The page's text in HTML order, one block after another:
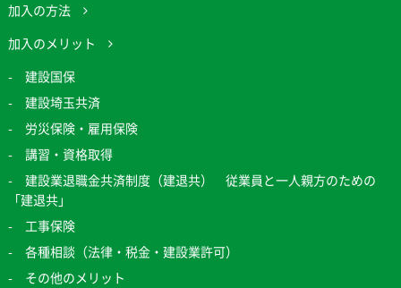
加入の方法
加入のメリット
建設国保
建設埼玉共済
労災保険・雇用保険
講習・資格取得
建設業退職金共済制度（建退共） 従業員と一人親方のための
「建退共」
工事保険
各種相談（法律・税金・建設業許可）
その他のメリット